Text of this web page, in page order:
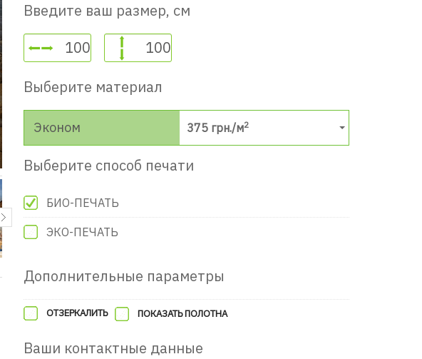
Введите ваш размер, см
Выберите материал
Эконом 375 грн./м2
Выберите способ печати
БИО-ПЕЧАТЬ
ЭКО-ПЕЧАТЬ
Дополнительные параметры
ОТЗЕРКАЛИТЬ ПОКАЗАТЬ ПОЛОТНА
Ваши контактные данные